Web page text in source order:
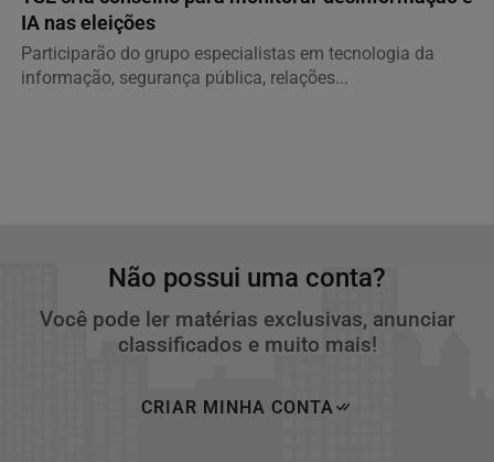
IA nas eleições
Participarão do grupo especialistas em tecnologia da
informação, segurança pública, relações...
Não possui uma conta?
Você pode ler matérias exclusivas, anunciar
classificados e muito mais!
CRIAR MINHA CONTA